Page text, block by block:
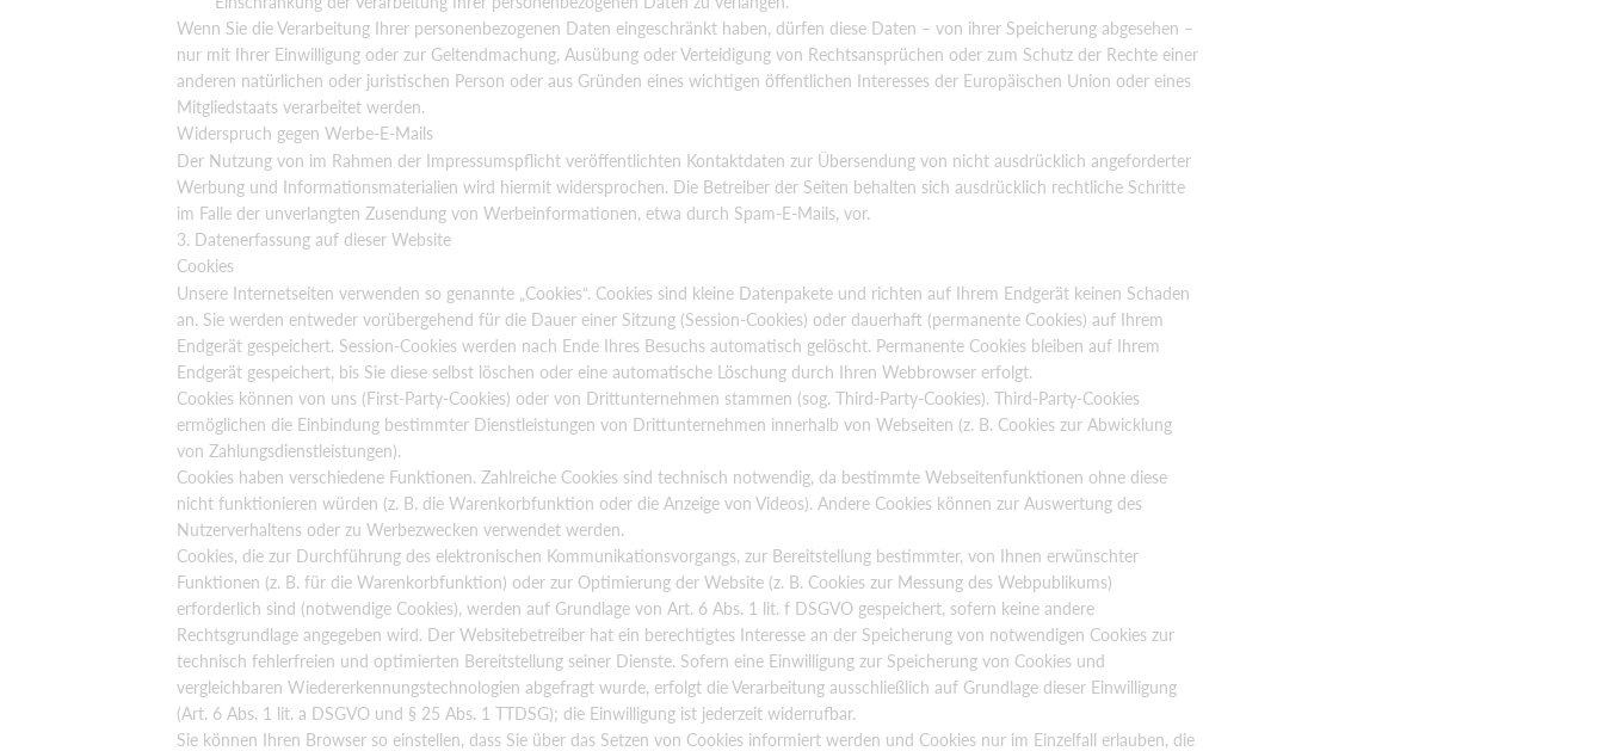
Wenn Sie die Verarbeitung Ihrer personenbezogenen Daten eingeschränkt haben, dürfen diese Daten – von ihrer Speicherung abgesehen –
nur mit Ihrer Einwilligung oder zur Geltendmachung, Ausübung oder Verteidigung von Rechtsansprüchen oder zum Schutz der Rechte einer
anderen natürlichen oder juristischen Person oder aus Gründen eines wichtigen öffentlichen Interesses der Europäischen Union oder eines
Mitgliedstaats verarbeitet werden.
Widerspruch gegen Werbe-E-Mails
Der Nutzung von im Rahmen der Impressumspflicht veröffentlichten Kontaktdaten zur Übersendung von nicht ausdrücklich angeforderter
Werbung und Informationsmaterialien wird hiermit widersprochen. Die Betreiber der Seiten behalten sich ausdrücklich rechtliche Schritte
im Falle der unverlangten Zusendung von Werbeinformationen, etwa durch Spam-E-Mails, vor.
3. Datenerfassung auf dieser Website
Cookies
Unsere Internetseiten verwenden so genannte „Cookies“. Cookies sind kleine Datenpakete und richten auf Ihrem Endgerät keinen Schaden
an. Sie werden entweder vorübergehend für die Dauer einer Sitzung (Session-Cookies) oder dauerhaft (permanente Cookies) auf Ihrem
Endgerät gespeichert. Session-Cookies werden nach Ende Ihres Besuchs automatisch gelöscht. Permanente Cookies bleiben auf Ihrem
Endgerät gespeichert, bis Sie diese selbst löschen oder eine automatische Löschung durch Ihren Webbrowser erfolgt.
Cookies können von uns (First-Party-Cookies) oder von Drittunternehmen stammen (sog. Third-Party-Cookies). Third-Party-Cookies
ermöglichen die Einbindung bestimmter Dienstleistungen von Drittunternehmen innerhalb von Webseiten (z. B. Cookies zur Abwicklung
von Zahlungsdienstleistungen).
Cookies haben verschiedene Funktionen. Zahlreiche Cookies sind technisch notwendig, da bestimmte Webseitenfunktionen ohne diese
nicht funktionieren würden (z. B. die Warenkorbfunktion oder die Anzeige von Videos). Andere Cookies können zur Auswertung des
Nutzerverhaltens oder zu Werbezwecken verwendet werden.
Cookies, die zur Durchführung des elektronischen Kommunikationsvorgangs, zur Bereitstellung bestimmter, von Ihnen erwünschter
Funktionen (z. B. für die Warenkorbfunktion) oder zur Optimierung der Website (z. B. Cookies zur Messung des Webpublikums)
erforderlich sind (notwendige Cookies), werden auf Grundlage von Art. 6 Abs. 1 lit. f DSGVO gespeichert, sofern keine andere
Rechtsgrundlage angegeben wird. Der Websitebetreiber hat ein berechtigtes Interesse an der Speicherung von notwendigen Cookies zur
technisch fehlerfreien und optimierten Bereitstellung seiner Dienste. Sofern eine Einwilligung zur Speicherung von Cookies und
vergleichbaren Wiedererkennungstechnologien abgefragt wurde, erfolgt die Verarbeitung ausschließlich auf Grundlage dieser Einwilligung
(Art. 6 Abs. 1 lit. a DSGVO und § 25 Abs. 1 TTDSG); die Einwilligung ist jederzeit widerrufbar.
Sie können Ihren Browser so einstellen, dass Sie über das Setzen von Cookies informiert werden und Cookies nur im Einzelfall erlauben, die